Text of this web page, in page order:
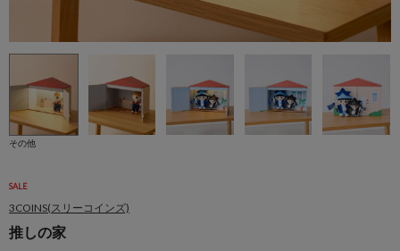
その他
SALE
3COINS(スリーコインズ)
推しの家